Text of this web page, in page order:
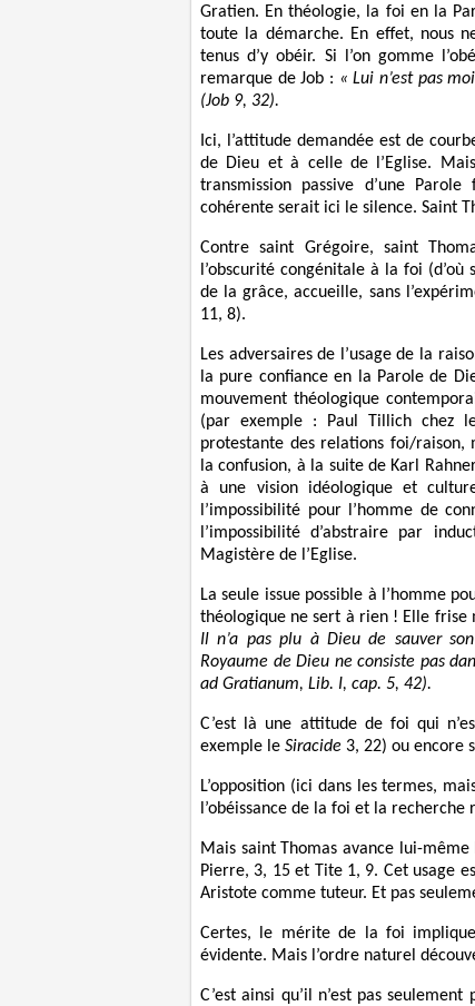
Gratien. En théologie, la foi en la
toute la démarche. En effet, nous
tenus d’y obéir. Si l’on gomme
remarque de Job : « Lui n’est pas
(Job 9, 32).
Ici, l’attitude demandée est de
de Dieu et à celle de l’Eglise.
transmission passive d’une
cohérente serait ici le silence. Saint
Contre saint Grégoire, saint
l’obscurité congénitale à la foi
de la grâce, accueille, sans
11, 8).
Les adversaires de l’usage de la
la pure confiance en la Parole de
mouvement théologique
(par exemple : Paul Tillich chez
protestante des relations foi/raison,
la confusion, à la suite de Karl
à une vision idéologique et
l’impossibilité pour l’homme de
l’impossibilité d’abstraire par
Magistère de l’Eglise.
La seule issue possible à l’homme
théologique ne sert à rien ! Elle frise
Il n’a pas plu à Dieu de sauver
Royaume de Dieu ne consiste pas
ad Gratianum, Lib. I, cap. 5, 42).
C’est là une attitude de foi qui
exemple le Siracide 3, 22) ou encore
L’opposition (ici dans les termes,
l’obéissance de la foi et la
Mais saint Thomas avance lui-
Pierre, 3, 15 et Tite 1, 9. Cet usage
Aristote comme tuteur. Et pas
Certes, le mérite de la foi
évidente. Mais l’ordre naturel
C’est ainsi qu’il n’est pas seulement